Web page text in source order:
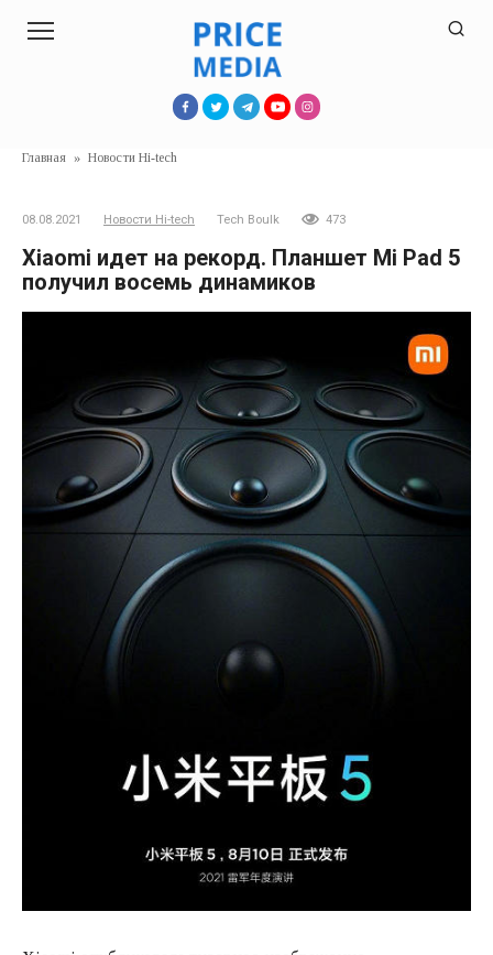
Главная » Новости Hi-tech
08.08.2021 Новости Hi-tech Tech Boulk 473
Xiaomi идет на рекорд. Планшет Mi Pad 5
получил восемь динамиков